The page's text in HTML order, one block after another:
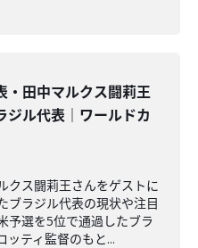
・田中マルクス闘莉王
ジル代表｜ワールドカ
クス闘莉王さんをゲストに
ブラジル代表の現状や注目
予選を5位で通過したブラ
ッティ監督のもと...